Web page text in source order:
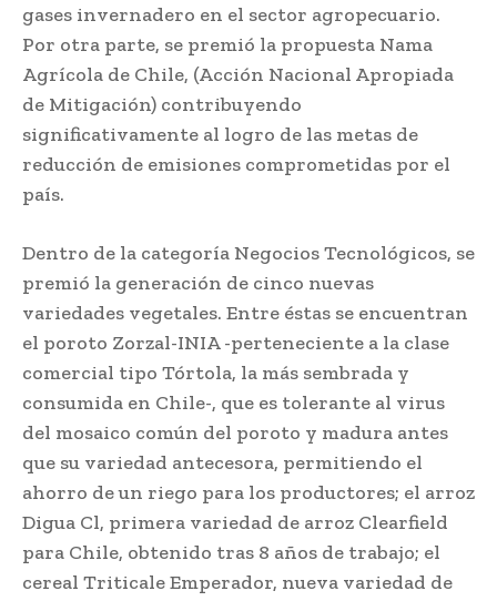
gases invernadero en el sector agropecuario.
Por otra parte, se premió la propuesta Nama
Agrícola de Chile, (Acción Nacional Apropiada
de Mitigación) contribuyendo
significativamente al logro de las metas de
reducción de emisiones comprometidas por el
país.
Dentro de la categoría Negocios Tecnológicos, se
premió la generación de cinco nuevas
variedades vegetales. Entre éstas se encuentran
el poroto Zorzal-INIA -perteneciente a la clase
comercial tipo Tórtola, la más sembrada y
consumida en Chile-, que es tolerante al virus
del mosaico común del poroto y madura antes
que su variedad antecesora, permitiendo el
ahorro de un riego para los productores; el arroz
Digua Cl, primera variedad de arroz Clearfield
para Chile, obtenido tras 8 años de trabajo; el
cereal Triticale Emperador, nueva variedad de